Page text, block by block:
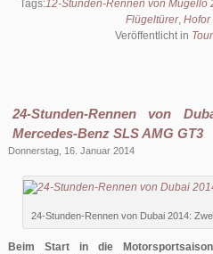
Tags:12-Stunden-Rennen von Mugello
Flügeltürer, Hofor
Veröffentlicht in
24-Stunden-Rennen von
Mercedes-Benz SLS AMG GT3
Donnerstag, 16. Januar 2014
24-Stunden-Rennen von Dubai 2014:
Beim Start in die